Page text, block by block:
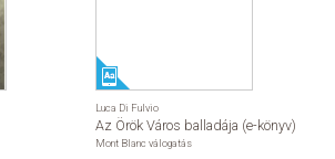
Luca Di Fulvio
Az Örök Város balladája (e-könyv)
Mont Blanc válogatás